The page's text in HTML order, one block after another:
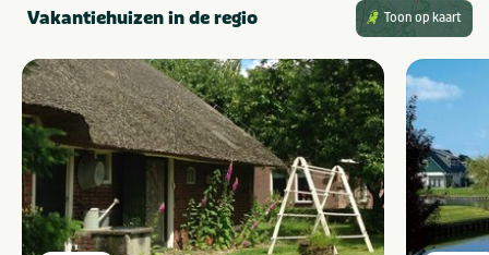
Vakantiehuizen in de regio Toon op kaart